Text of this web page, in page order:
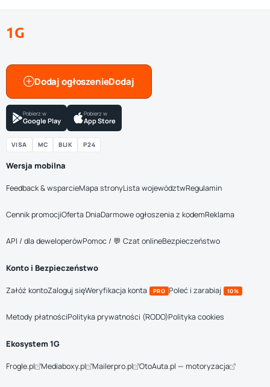
1G
Dodaj ogłoszenie
Pobierz w
Google Play
Pobierz w
App Store
VISA MC BLIK P24
Wersja mobilna
Feedback & wsparcieMapa stronyLista województwRegulamin
Cennik promocjiOferta DniaDarmowe ogłoszenia z kodemReklama
API / dla deweloperówPomoc / 💬 Czat onlineBezpieczeństwo
Konto i Bezpieczeństwo
Załóż kontoZaloguj sięWeryfikacja konta PRO Poleć i zarabiaj 10%
Metody płatnościPolityka prywatności (RODO)Polityka cookies
Ekosystem 1G
Frogle.pl Mediaboxy.pl Mailerpro.pl OtoAuta.pl — motoryzacja